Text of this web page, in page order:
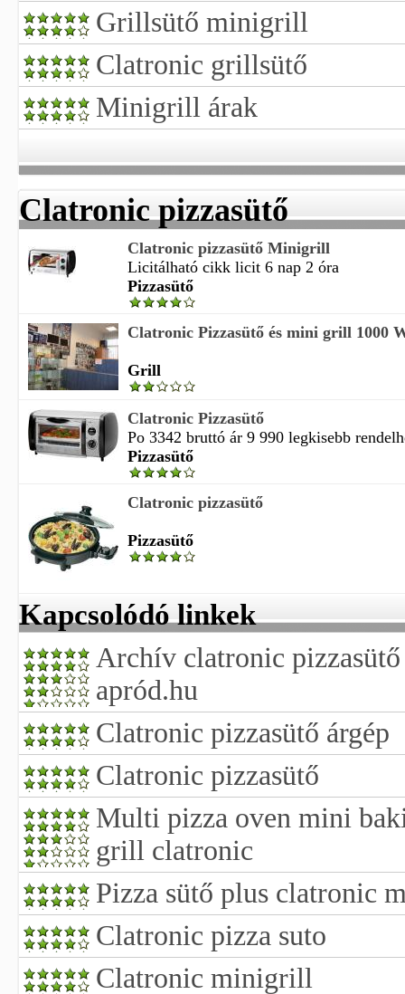
Grillsütő minigrill
Clatronic grillsütő
Minigrill árak
Clatronic pizzasütő
Clatronic pizzasütő Minigrill
Licitálható cikk licit 6 nap 2 óra
Pizzasütő
Clatronic Pizzasütő és mini grill 1000
Grill
Clatronic Pizzasütő
Po 3342 bruttó ár 9 990 legkisebb
Pizzasütő
Clatronic pizzasütő
Pizzasütő
Kapcsolódó linkek
Archív clatronic
apród.hu
Clatronic pizzasütő árgép
Clatronic pizzasütő
Multi pizza oven mini
grill clatronic
Pizza sütő plus clatronic
Clatronic pizza suto
Clatronic minigrill